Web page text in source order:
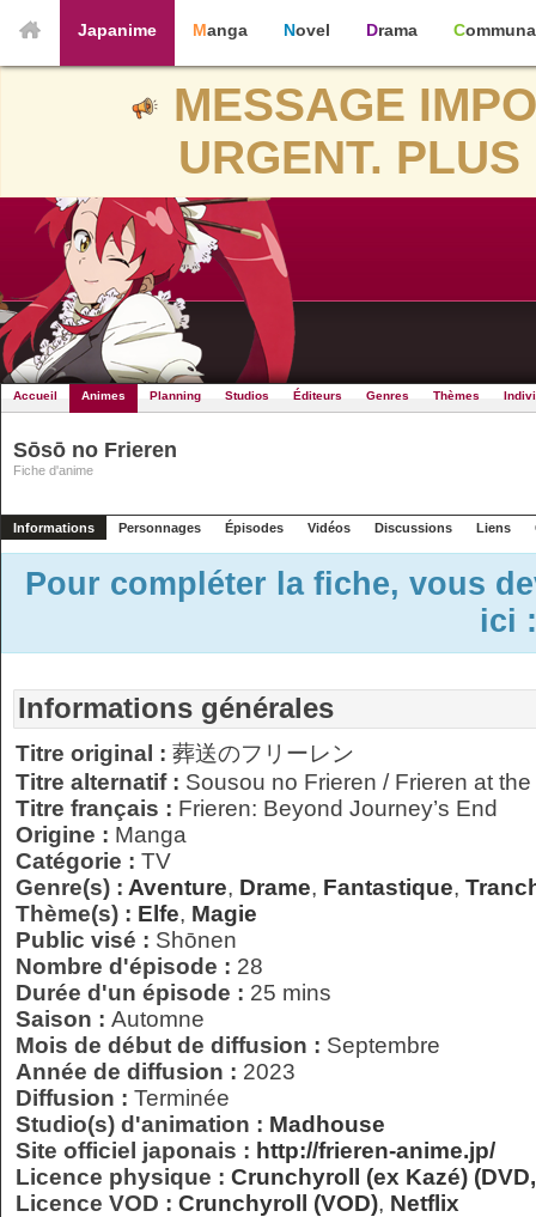
Japanime Manga Novel Drama
MESSAGE
URGENT.
Accueil Animes Planning Studios Éditeurs Genres Thèmes
Sōsō no Frieren
Fiche d'anime
Informations Personnages Épisodes Vidéos Discussions Liens
Pour compléter la fiche, vous
ici
Informations générales
Titre original : 葬送のフリーレン
Titre alternatif : Sousou no Frieren / Frieren at
Titre français : Frieren: Beyond Journey’s End
Origine : Manga
Catégorie : TV
Genre(s) : Aventure, Drame, Fantastique,
Thème(s) : Elfe, Magie
Public visé : Shōnen
Nombre d'épisode : 28
Durée d'un épisode : 25 mins
Saison : Automne
Mois de début de diffusion : Septembre
Année de diffusion : 2023
Diffusion : Terminée
Studio(s) d'animation : Madhouse
Site officiel japonais : http://frieren-anime.jp/
Licence physique : Crunchyroll (ex Kazé)
Licence VOD : Crunchyroll (VOD), Netflix